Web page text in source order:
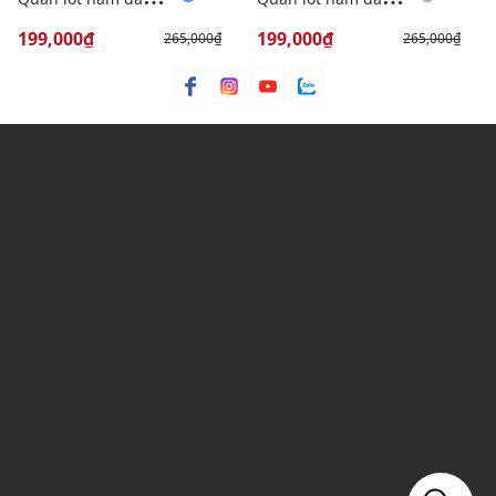
199,000₫ 265,000₫ 199,000₫ 265,000₫